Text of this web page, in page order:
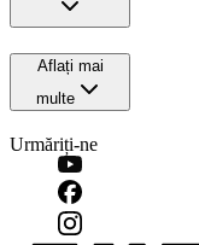
Aflați mai
multe
Urmăriți-ne